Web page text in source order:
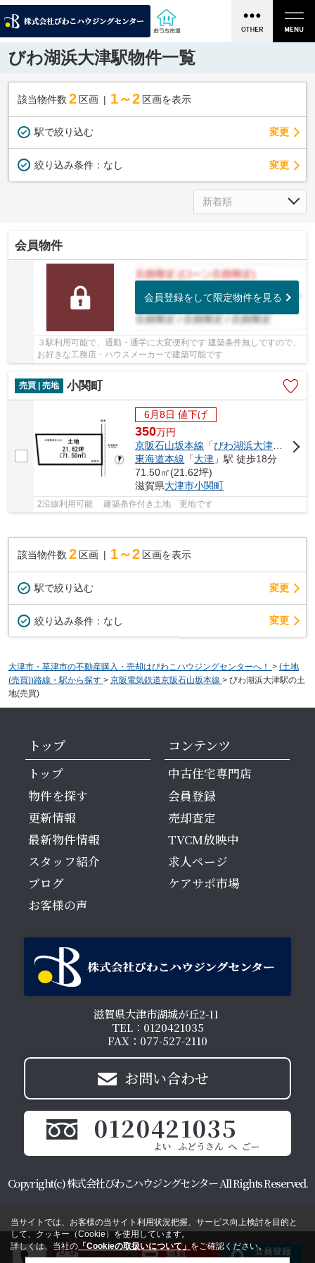
びわ湖浜大津駅物件一覧
該当物件数 2 区画 1～2 区画を表示
駅で絞り込む 変更
絞り込み条件： なし 変更
会員物件
会員登録をして限定物件を見る
３駅利用可能で、通勤・通学に大変便利です 建築条件無しですので、
お好きな工務店・ハウスメーカーで建築可能です
売買 | 売地 小関町
6月8日 値下げ
350万円
京阪石山坂本線 「びわ湖浜大津」駅 徒
東海道本線 「大津 」駅 徒歩18分
71.50㎡(21.62坪)
滋賀県大津市小関町
2沿線利用可能 建築条件付き土地 更地です
該当物件数 2 区画 1～2 区画を表示
駅で絞り込む 変更
絞り込み条件： なし 変更
大津市・草津市の不動産購入・売却はびわこハウジングセンターへ！ > (土地
(売買))路線・駅から探す > 京阪電気鉄道京阪石山坂本線 > びわ湖浜大津駅の土
地(売買)
トップ
トップ
物件を探す
更新情報
最新物件情報
スタッフ紹介
ブログ
お客様の声
コンテンツ
中古住宅専門店
会員登録
売却査定
TVCM放映中
求人ページ
ケアサポ市場
滋賀県大津市湖城が丘2-11
TEL：0120421035
FAX：077-527-2110
お問い合わせ
0120421035
Copyright(c) 株式会社びわこハウジングセンター All Rights Reserved.
当サイトでは、お客様の当サイト利用状況把握、サービス向上検討を目的と
して、クッキー（Cookie）を使用しています。
詳しくは、当社の 「Cookieの取扱いについて」 をご確認ください。